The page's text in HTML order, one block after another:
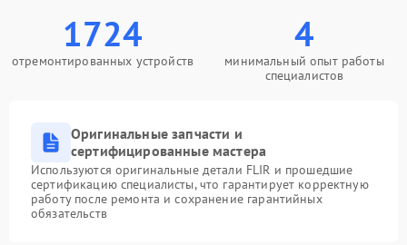
1724
отремонтированных устройств
4
минимальный опыт работы
специалистов
Оригинальные запчасти и
сертифицированные мастера
Используются оригинальные детали FLIR и прошедшие
сертификацию специалисты, что гарантирует корректную
работу после ремонта и сохранение гарантийных
обязательств